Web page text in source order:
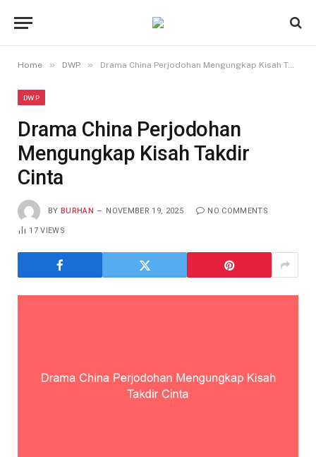
Home » DWP » Drama China Perjodohan Mengungkap Kisah Takdir Cinta
DWP
Drama China Perjodohan
Mengungkap Kisah Takdir
Cinta
BY BURHAN NOVEMBER 19, 2025 NO COMMENTS
17VIEWS